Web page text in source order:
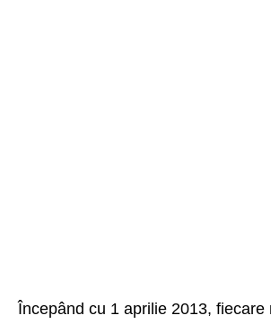
Începând cu 1 aprilie 2013, fiecare